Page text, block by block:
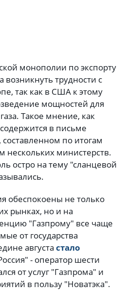
монополии по экспорту
возникнуть трудности с
так как в США к этому
мощностей для
Такое мнение, как
в письме
по итогам
нескольких министерств.
остро на тему "сланцевой
обеспокоены не только
рынках, но и на
"Газпрому" все чаще
от государства
августа стало
- оператор шести
от услуг "Газпрома" и
в пользу "Новатэка".